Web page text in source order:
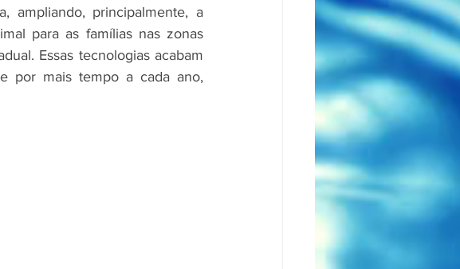
ampliando, principalmente, a
para as famílias nas zonas
Essas tecnologias acabam
por mais tempo a cada ano,